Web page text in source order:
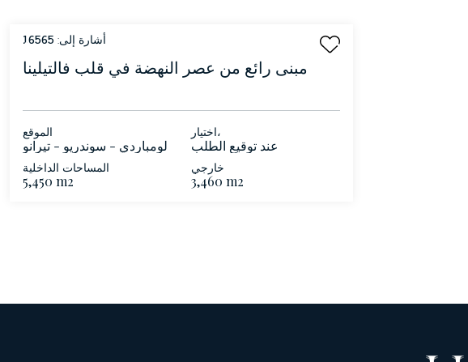
أشارة إلى:16565
مبنى رائع من عصر النهضة في قلب فالتيلينا
الموقع
لومباردي - سوندريو - تيرانو
اختيار،
عند توقيع الطلب
المساحات الداخلية
5,450 m2
خارجي
3,460 m2